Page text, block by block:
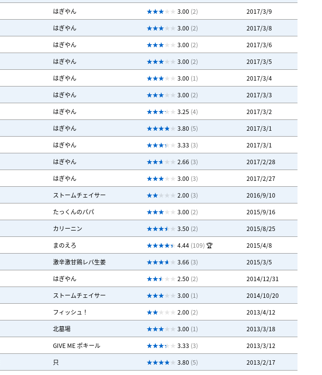
はぎやん 3.00 (2)
2017/3/9
はぎやん 3.00 (2)
2017/3/8
はぎやん 3.00 (2)
2017/3/6
はぎやん 3.00 (2)
2017/3/5
はぎやん 3.00 (1)
2017/3/4
はぎやん 3.00 (2)
2017/3/3
はぎやん 3.25 (4)
2017/3/2
はぎやん 3.80 (5)
2017/3/1
はぎやん 3.33 (3)
2017/3/1
はぎやん 2.66 (3)
2017/2/28
はぎやん 3.00 (3)
2017/2/27
ストームチェイサー 2.00 (3)
2016/9/10
たっくんのパパ 3.00 (2)
2015/9/16
カリーニン 3.50 (2)
2015/8/25
まのえろ 4.44 (109) 🏆
2015/4/8
激辛激甘鶏レバ生姜 3.66 (3)
2015/3/5
はぎやん 2.50 (2)
2014/12/31
ストームチェイサー 3.00 (1)
2014/10/20
フィッシュ！ 2.00 (2)
2013/4/12
北墓場 3.00 (1)
2013/3/18
GIVE ME ポキール 3.33 (3)
2013/3/12
只 3.80 (5)
2013/2/17